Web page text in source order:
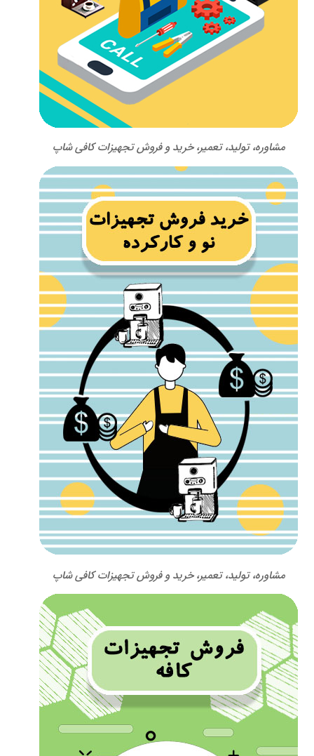
مشاوره، تولید، تعمیر، خرید و فروش تجهیزات کافی شاپ
مشاوره، تولید، تعمیر، خرید و فروش تجهیزات کافی شاپ